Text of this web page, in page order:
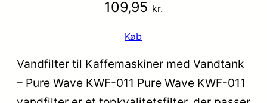
109,95 kr.
Køb
Vandfilter til Kaffemaskiner med Vandtank
– Pure Wave KWF-011 Pure Wave KWF-011